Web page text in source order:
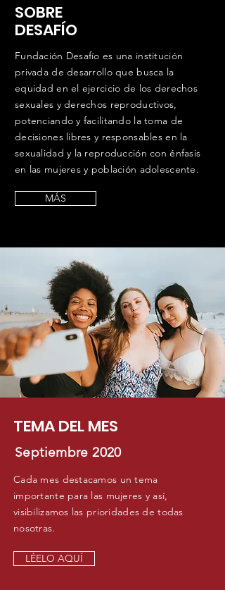
SOBRE
DESAFÍO
Fundación Desafío es una institución
privada de desarrollo que busca la
equidad en el ejercicio de los derechos
sexuales y derechos reproductivos,
potenciando y facilitando la toma de
decisiones libres y responsables en la
sexualidad y la reproducción con énfasis
en las mujeres y población adolescente.
MÁS
TEMA DEL MES
Septiembre 2020
Cada mes destacamos un tema
importante para las mujeres y así,
visibilizamos las prioridades de todas
nosotras.
LÉELO AQUÍ